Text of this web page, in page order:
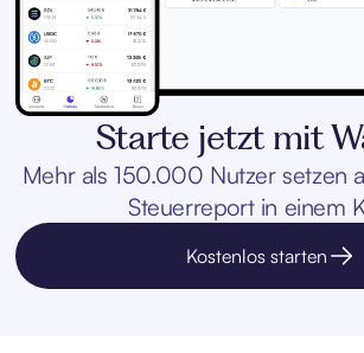
Starte jetzt mit
Mehr als 150.000 Nutzer setzen
Steuerreport in einem
Kostenlos starten